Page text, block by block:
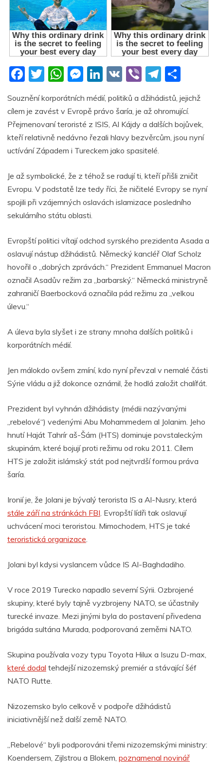
F
a
c
e
b
o
k
T
itt
er
W
at
s
A
p
p
M
ss
e
n
g
Li
k
e
dI
n
V
K
Vi
b
er
T
e
gr
a
ar
e
Souznění korporátních médií, politiků a džihádistů, jejichž
cílem je zavést v Evropě právo šaría, je až ohromující.
Přejmenovaní teroristé z ISIS, Al Kájdy a dalších bojůvek,
kteří relativně nedávno řezali hlavy bezvěrcům, jsou nyní
uctívání Západem i Tureckem jako spasitelé.
Je až symbolické, že z téhož se radují ti, kteří přišli zničit
Evropu. V podstatě lze tedy říci, že ničitelé Evropy se nyní
spojili při vzájemných oslavách islamizace posledního
sekulárního státu oblasti.
Evropští politici vítají odchod syrského prezidenta Asada a
oslavují nástup džihádistů. Německý kancléř Olaf Scholz
hovořil o „dobrých zprávách.“ Prezident Emmanuel Macron
označil Asadův režim za „barbarský.“ Německá ministryně
zahraničí Baerbocková označila pád režimu za „velkou
úlevu.“
A úleva byla slyšet i ze strany mnoha dalších politiků i
korporátních médií.
Jen málokdo ovšem zmíní, kdo nyní převzal v nemalé části
Sýrie vládu a již dokonce oznámil, že hodlá založit chalífát.
Prezident byl vyhnán džihádisty (médii nazývanými
„rebelové“) vedenými Abu Mohammedem al Jolanim. Jeho
hnutí Haját Tahrír aš-Šám (HTS) dominuje povstaleckým
skupinám, které bojují proti režimu od roku 2011. Cílem
HTS je založit islámský stát pod nejtvrdší formou práva
šaría.
Ironií je, že Jolani je bývalý terorista IS a Al-Nusry, která
stále září na stránkách FBI . Evropští lídři tak oslavují
uchvácení moci teroristou. Mimochodem, HTS je také
teroristická organizace
Jolani byl kdysi vyslancem vůdce IS Al-Baghdadiho.
V roce 2019 Turecko napadlo severní Sýrii. Ozbrojené
skupiny, které byly tajně vyzbrojeny NATO, se účastnily
turecké invaze. Mezi jinými byla do postavení přivedena
brigáda sultána Murada, podporovaná zeměmi NATO.
Skupina používala vozy typu Toyota Hilux a Isuzu D-max,
které dodal tehdejší nizozemský premiér a stávající šéf
NATO Rutte.
Nizozemsko bylo celkově v podpoře džihádistů
iniciativnější než další země NATO.
„Rebelové“ byli podporováni třemi nizozemskými ministry:
Koendersem, Zijlstrou a Blokem, poznamenal novinář